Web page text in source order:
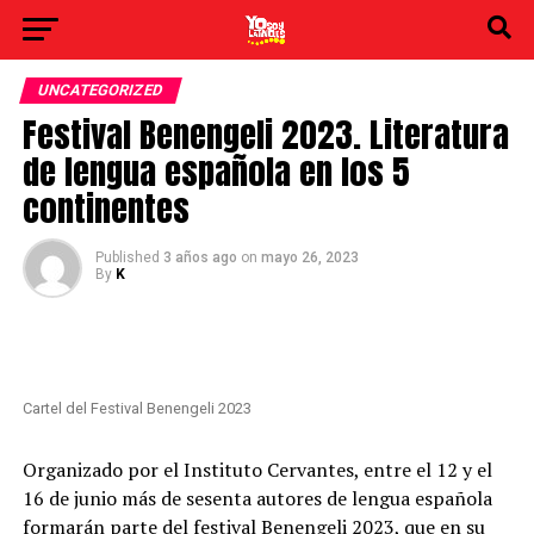
UNCATEGORIZED
Festival Benengeli 2023. Literatura
de lengua española en los 5
continentes
Published 3 años ago on mayo 26, 2023
By K
Cartel del Festival Benengeli 2023
Organizado por el Instituto Cervantes, entre el 12 y el
16 de junio más de sesenta autores de lengua española
formarán parte del festival Benengeli 2023, que en su